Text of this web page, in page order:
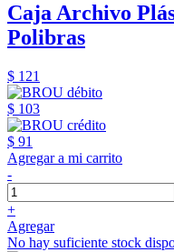
Caja Archivo
Polibras
$ 121
$ 103
$ 91
Agregar a mi carrito
-
+
Agregar
No hay suficiente stock